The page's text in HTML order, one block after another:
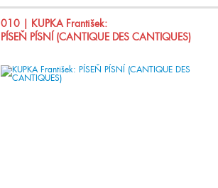
010 | KUPKA František:
PÍSEŇ PÍSNÍ (CANTIQUE DES CANTIQUES)